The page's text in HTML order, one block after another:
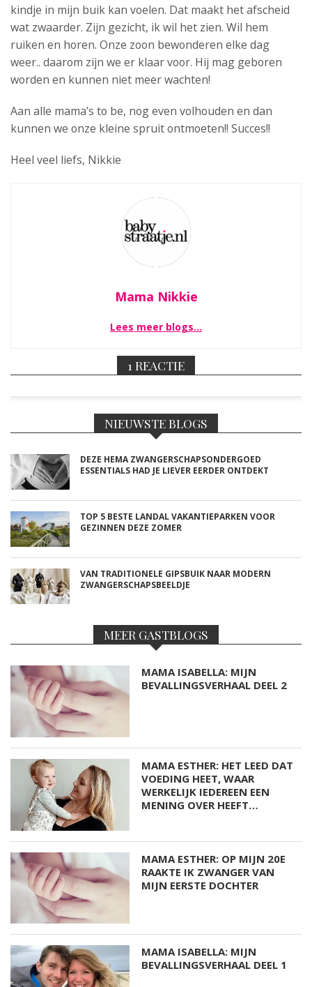
kindje in mijn buik kan voelen. Dat maakt het afscheid
wat zwaarder. Zijn gezicht, ik wil het zien. Wil hem
ruiken en horen. Onze zoon bewonderen elke dag
weer.. daarom zijn we er klaar voor. Hij mag geboren
worden en kunnen niet meer wachten!
Aan alle mama’s to be, nog even volhouden en dan
kunnen we onze kleine spruit ontmoeten!! Succes!!
Heel veel liefs, Nikkie
Mama Nikkie
Lees meer blogs…
1 REACTIE
NIEUWSTE BLOGS
DEZE HEMA ZWANGERSCHAPSONDERGOED
ESSENTIALS HAD JE LIEVER EERDER ONTDEKT
TOP 5 BESTE LANDAL VAKANTIEPARKEN VOOR
GEZINNEN DEZE ZOMER
VAN TRADITIONELE GIPSBUIK NAAR MODERN
ZWANGERSCHAPSBEELDJE
MEER GASTBLOGS
MAMA ISABELLA: MIJN
BEVALLINGSVERHAAL DEEL 2
MAMA ESTHER: HET LEED DAT
VOEDING HEET, WAAR
WERKELIJK IEDEREEN EEN
MENING OVER HEEFT…
MAMA ESTHER: OP MIJN 20E
RAAKTE IK ZWANGER VAN
MIJN EERSTE DOCHTER
MAMA ISABELLA: MIJN
BEVALLINGSVERHAAL DEEL 1